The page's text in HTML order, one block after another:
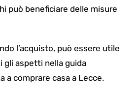
può beneficiare delle misure
l’acquisto, può essere utile
aspetti nella guida
a comprare casa a Lecce.